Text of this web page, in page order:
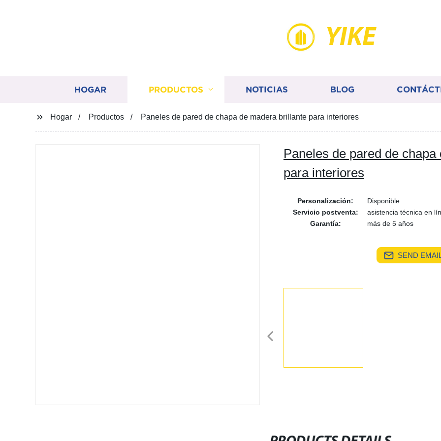
YIKE
HOGAR PRODUCTOS NOTICIAS BLOG
Hogar Productos Paneles de pared de chapa de madera brillante para interiores
Paneles de pared de
para interiores
Personalización:
Disponible
Servicio postventa:
asistencia técnica en
Garantía:
más de 5 años
SEND